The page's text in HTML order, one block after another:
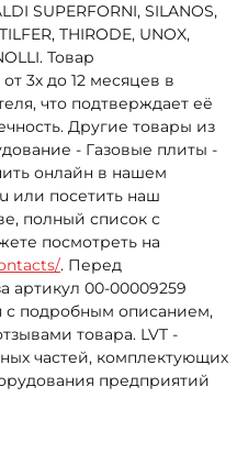
SUPERFORNI, SILANOS,
THIRODE, UNOX,
Товар
3х до 12 месяцев в
что подтверждает её
Другие товары из
- Газовые плиты -
онлайн в нашем
или посетить наш
полный список с
посмотреть на
. Перед
артикул 00-00009259
с подробным описанием,
товара. LVT -
частей, комплектующих
предприятий